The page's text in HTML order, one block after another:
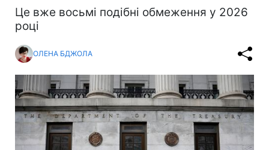
Це вже восьмі подібні обмеження у 2026
році
ОЛЕНА БДЖОЛА